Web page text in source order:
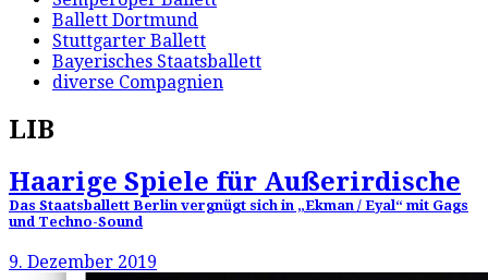
Ballett Dortmund
Stuttgarter Ballett
Bayerisches Staatsballett
diverse Compagnien
LIB
Haarige Spiele für Außerirdische
Das Staatsballett Berlin vergnügt sich in „Ekman / Eyal“ mit Gags
und Techno-Sound
9. Dezember 2019